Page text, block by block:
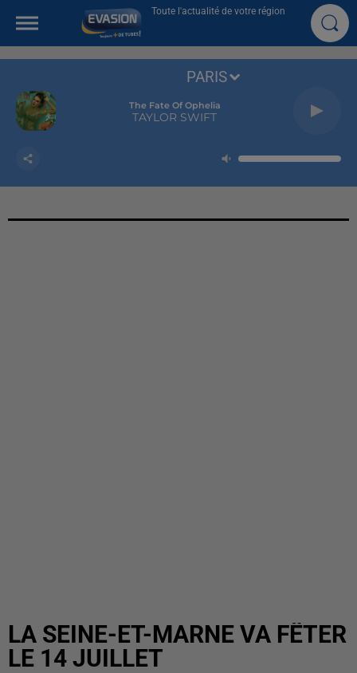
Toute l'actualité de votre région
The Fate Of Ophelia
TAYLOR SWIFT
PARIS
LA SEINE-ET-MARNE VA FÊTER
LE 14 JUILLET